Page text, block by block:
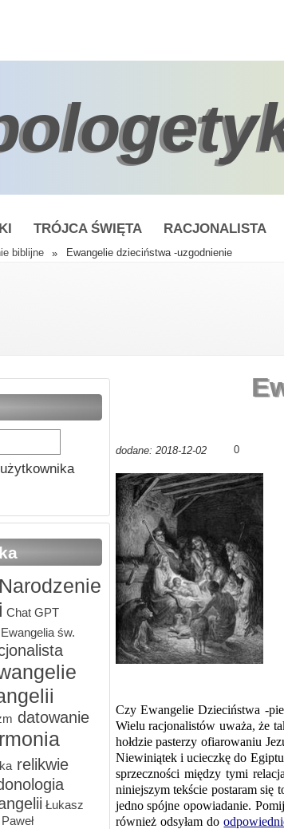
TRÓJCA ŚWIĘTA RACJONALISTA
biblijne » Ewangelie dzieciństwa -uzgodnienie
Chat GPT
Ewangelia św.
datowanie
relikwie
Łukasz
dodane: 2018-12-02 0
Czy Ewangelie Dzieciństwa -
Wielu racjonalistów uważa, że
hołdzie pasterzy ofiarowaniu
Niewiniątek i ucieczkę do
sprzeczności między tymi
niniejszym tekście postaram się
jedno spójne opowiadanie.
również odsyłam do